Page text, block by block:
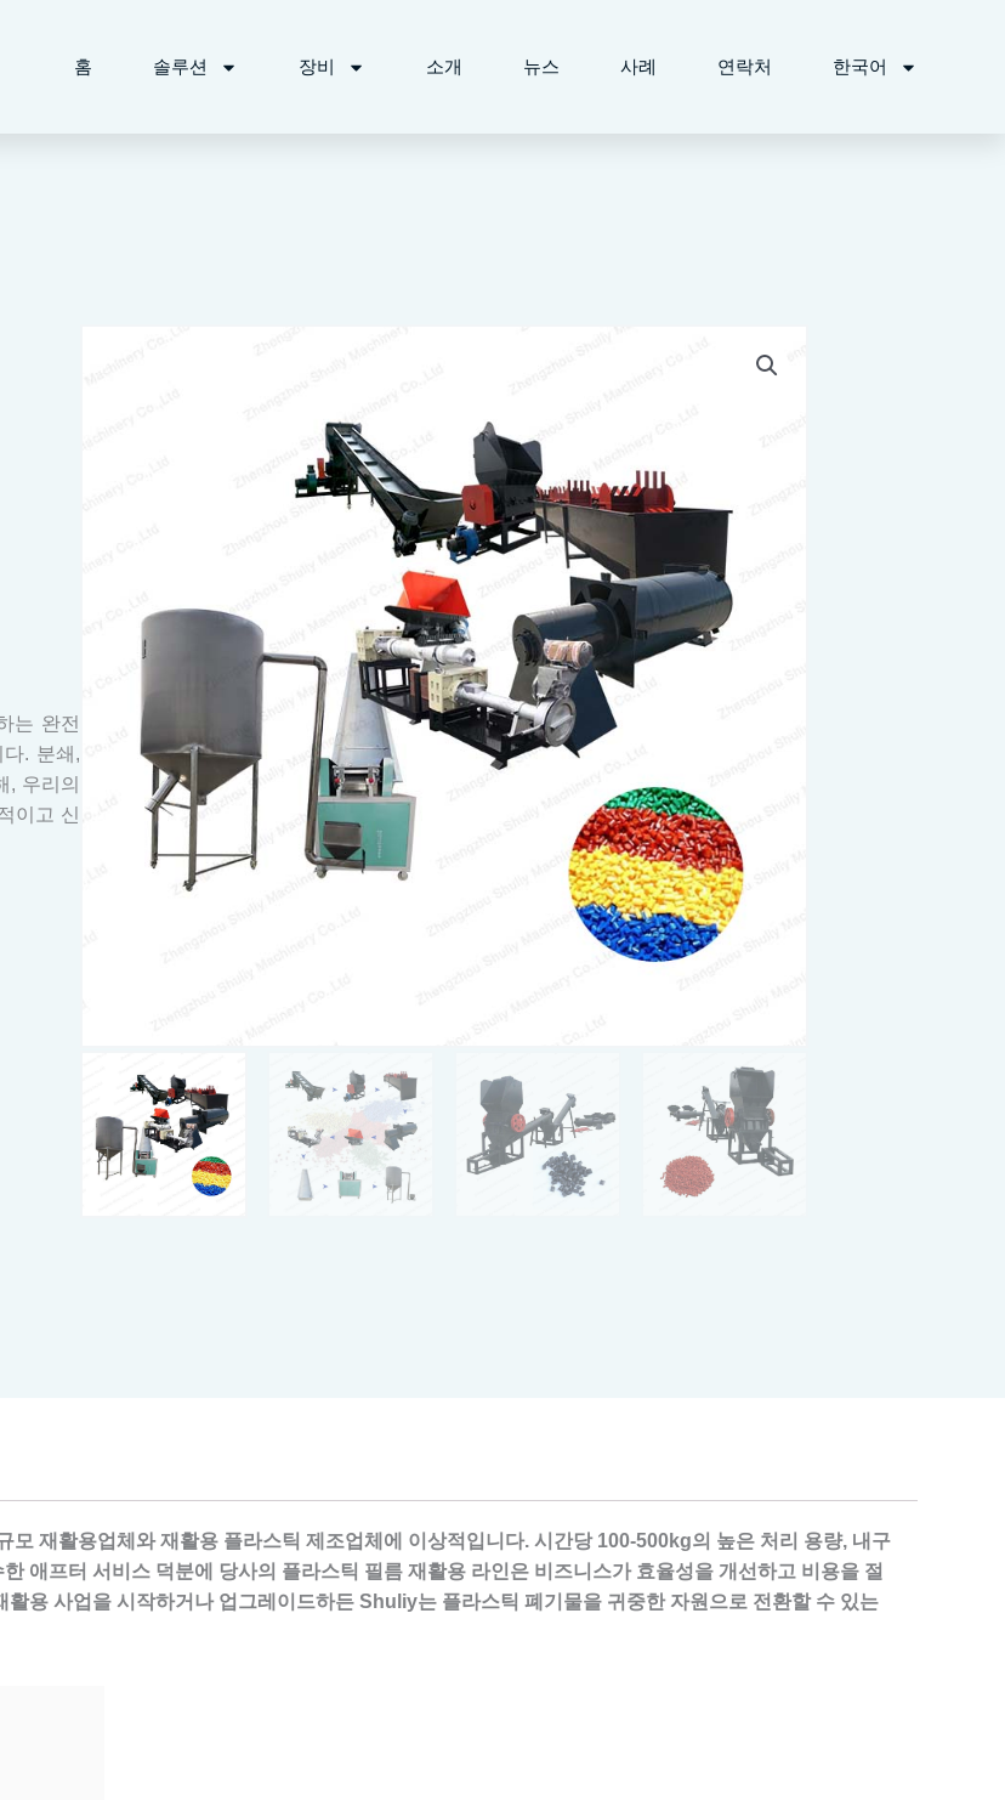
홈 솔루션 장비 소개 뉴스 사례 연락처 한국어
는 완전
. 분쇄,
, 우리의
이고 신
재활용업체와 재활용 플라스틱 제조업체에 이상적입니다. 시간당 100-500kg의 높은 처리 용량, 내구
애프터 서비스 덕분에 당사의 플라스틱 필름 재활용 라인은 비즈니스가 효율성을 개선하고 비용을 절
용 사업을 시작하거나 업그레이드하든 Shuliy는 플라스틱 폐기물을 귀중한 자원으로 전환할 수 있는